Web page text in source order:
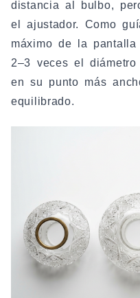
distancia al bulbo,
el ajustador. Como
máximo de la pantalla
2–3 veces el
en su punto más
equilibrado.